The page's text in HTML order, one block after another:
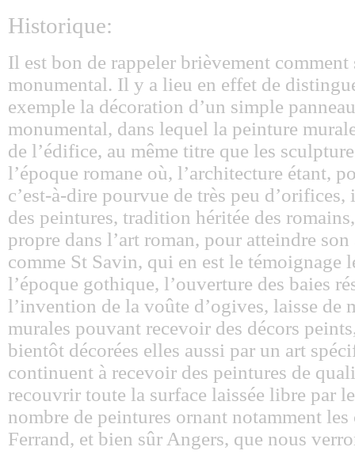
Historique:
Il est bon de rappeler brièvement
monumental. Il y a lieu en effet de
exemple la décoration d’un simple
monumental, dans lequel la peinture
de l’édifice, au même titre que les
l’époque romane où, l’architecture étant,
c’est-à-dire pourvue de très peu
des peintures, tradition héritée des
propre dans l’art roman, pour atteindre
comme St Savin, qui en est le
l’époque gothique, l’ouverture des baies
l’invention de la voûte d’ogives, laisse de
murales pouvant recevoir des décors
bientôt décorées elles aussi par un art
continuent à recevoir des peintures de
recouvrir toute la surface laissée libre par
nombre de peintures ornant notamment
Ferrand, et bien sûr Angers, que nous